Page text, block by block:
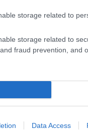
storage related to
storage related to
fraud prevention, and
Data Access
articolo